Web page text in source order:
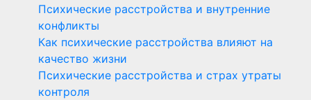
Психические расстройства и внутренние
конфликты
Как психические расстройства влияют на
качество жизни
Психические расстройства и страх утраты
контроля